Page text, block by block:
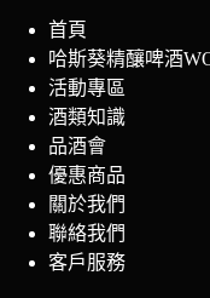
首頁
哈斯葵精釀啤酒
活動專區
酒類知識
品酒會
優惠商品
關於我們
聯絡我們
客戶服務